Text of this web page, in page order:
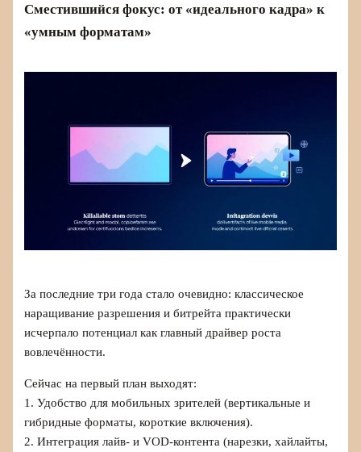
Сместившийся фокус: от «идеального кадра» к
«умным форматам»
За последние три года стало очевидно: классическое
наращивание разрешения и битрейта практически
исчерпало потенциал как главный драйвер роста
вовлечённости.
Сейчас на первый план выходят:
1. Удобство для мобильных зрителей (вертикальные и
гибридные форматы, короткие включения).
2. Интеграция лайв- и VOD-контента (нарезки, хайлайты,